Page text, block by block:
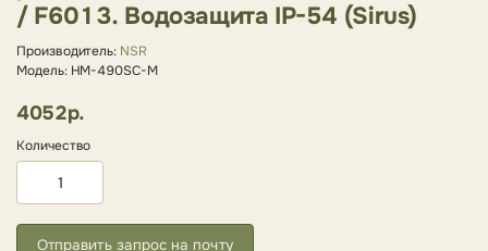
/ F6013. Водозащита IP-54 (Sirus)
Производитель: NSR
Модель: HM-490SC-M
4052р.
Количество
Отправить запрос на почту